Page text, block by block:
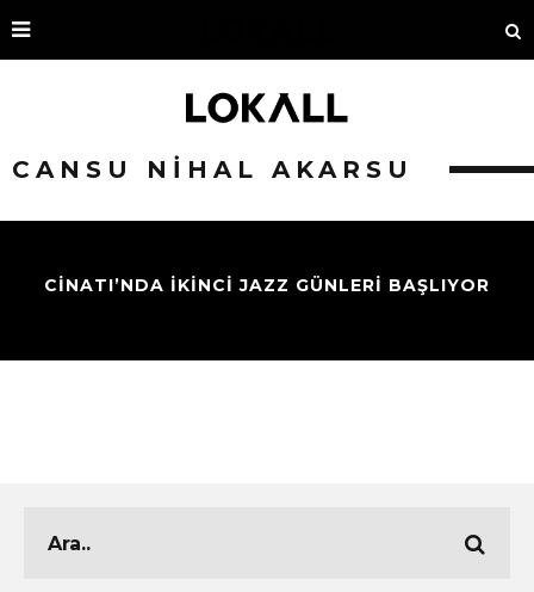
CANSU NIHAL AKARSU
CİNATI’NDA İKİNCİ JAZZ GÜNLERİ BAŞLIYOR